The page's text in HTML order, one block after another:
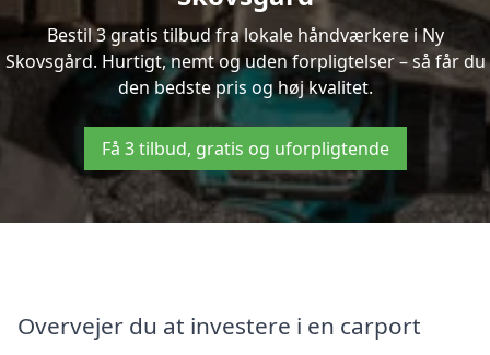
Bestil 3 gratis tilbud fra lokale håndværkere i Ny
Skovsgård. Hurtigt, nemt og uden forpligtelser – så får du
den bedste pris og høj kvalitet.
Få 3 tilbud, gratis og uforpligtende
Overvejer du at investere i en carport